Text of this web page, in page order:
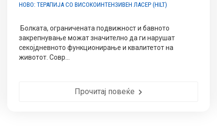
НОВО: ТЕРАПИЈА СО ВИСОКОИНТЕНЗИВЕН ЛАСЕР (HILT)
Болката, ограничената подвижност и бавното
закрепнување можат значително да ги нарушат
секојдневното функционирање и квалитетот на
животот. Совр...
Прочитај повеќе